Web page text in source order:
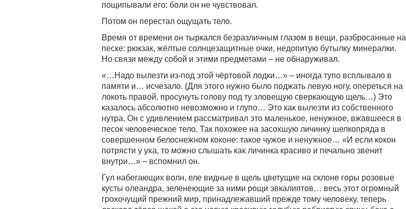
пощипывали его: боли он не чувствовал.
Потом он перестал ощущать тело.
Время от времени он тыркался безразличным глазом в вещи, разбросанные на
песке: рюкзак, жёлтые солнцезащитные очки, недопитую бутылку минералки.
Но связи между собой и этими предметами – не обнаруживал.
«…Надо вылезти из-под этой чёртовой лодки…» – иногда тупо всплывало в
памяти и… исчезало. (Для этого нужно было поджать левую ногу, опереться на
локоть правой, просунуть голову под ту зловещую сверкающую щель…) Это
казалось абсолютно невозможно и глупо… Это как вылезти из собственного
нутра. Он с удивлением рассматривал это маленькое, ненужное, вжавшееся в
песок человеческое тело. Так похожее на засохшую личинку шелкопряда в
совершенном белоснежном коконе: такое чужое и ненужное… «И если кокон
потрясти у уха, то можно слышать как личинка красиво и печально звенит
внутри…» – вспомнил он.
Гул набегающих волн, еле видные в щель цветущие на склоне горы розовые
кусты олеандра, зеленеющие за ними рощи эвкалиптов… весь этот огромный
грохочущий прежний мир, принадлежавший прежде тому человеку, теперь